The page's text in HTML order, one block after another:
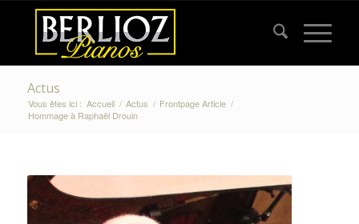
Actus
Vous êtes ici : Accueil / Actus / Frontpage Article /
Hommage à Raphaël Drouin